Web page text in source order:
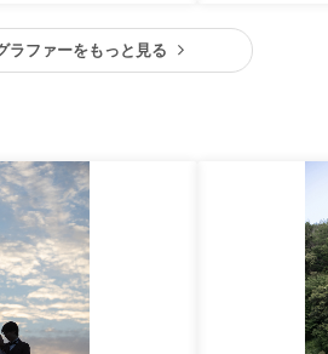
ラファーをもっと見る